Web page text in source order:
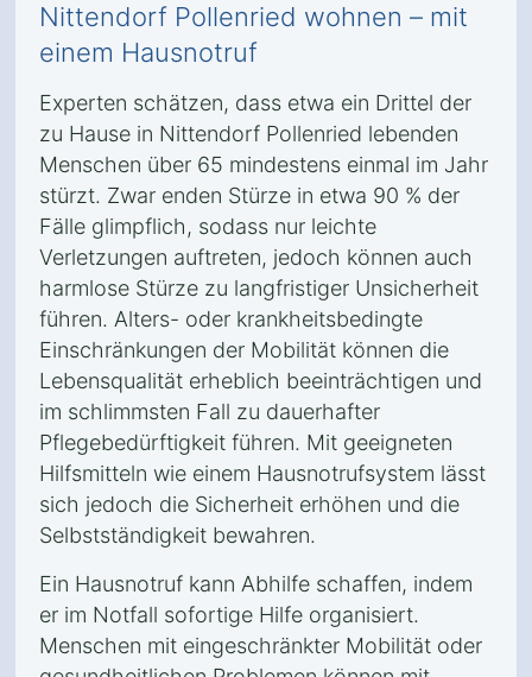
Nittendorf Pollenried wohnen – mit
einem Hausnotruf
Experten schätzen, dass etwa ein Drittel der
zu Hause in Nittendorf Pollenried lebenden
Menschen über 65 mindestens einmal im Jahr
stürzt. Zwar enden Stürze in etwa 90 % der
Fälle glimpflich, sodass nur leichte
Verletzungen auftreten, jedoch können auch
harmlose Stürze zu langfristiger Unsicherheit
führen. Alters- oder krankheitsbedingte
Einschränkungen der Mobilität können die
Lebensqualität erheblich beeinträchtigen und
im schlimmsten Fall zu dauerhafter
Pflegebedürftigkeit führen. Mit geeigneten
Hilfsmitteln wie einem Hausnotrufsystem lässt
sich jedoch die Sicherheit erhöhen und die
Selbstständigkeit bewahren.
Ein Hausnotruf kann Abhilfe schaffen, indem
er im Notfall sofortige Hilfe organisiert.
Menschen mit eingeschränkter Mobilität oder